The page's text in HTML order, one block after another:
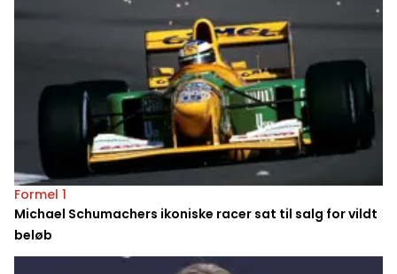
Formel 1
Michael Schumachers ikoniske racer sat til salg for vildt
beløb